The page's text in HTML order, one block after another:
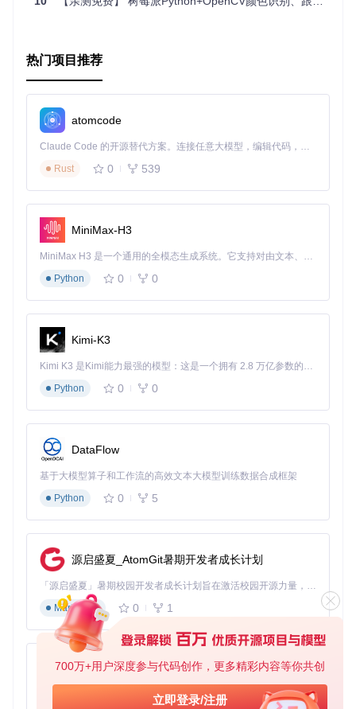
700万+用户深度参与代码创作，更多精彩内容等你共创
立即登录/注册
热门项目推荐
atomcode
Claude Code 的开源替代方案。连接任意大模型，编辑代码，运行命令，自动验证 — 全自动执行。用 Rust 构建，极致性能。 ｜ An open-source alternative to Claude Code. Connect any LLM, edit code, run commands, and verify changes — autonomously. Built in Rust for speed. Get Started
Rust
0 539
MiniMax-H3
MiniMax H3 是一个通用的全模态生成系统。它支持对由文本、图像、视频和音频组成的多模态上下文进行统一理解，并能生成分辨率高达 2K、时长可达 15 秒的带原生立体声音频的视频。得益于面向任务泛化的系统设计，H3 在预训练阶段就已具备广泛的多模态上下文理解与生成能力，能够出色地执行复杂的多模态指令。
Python
0 0
Kimi-K3
Kimi K3 是Kimi能力最强的模型：这是一个拥有 2.8 万亿参数的混合专家（MoE）模型，具备原生视觉理解能力，并支持 100 万 token 的上下文窗口。
Python
0 0
DataFlow
基于大模型算子和工作流的高效文本大模型训练数据合成框架
Python
0 5
源启盛夏_AtomGit暑期开发者成长计划
「源启盛夏」暑期校园开发者成长计划旨在激活校园开源力量，通过积分激励、认证扶持、资源倾斜等形式，引导高校组织和开发者完成「入驻 — 建项目 — 做贡献 — 获认证 — 得资源」的完整闭环。无论你是想带领社团入驻平台的组织者，还是希望用代码贡献证明自己的开发者，都能在这里找到属于你的成长路径。
Markdown
0 1
py-xiaozhi
基于Python的Xiaozhi AI，适用于想要完整Xiaozhi体验而无需拥有专用硬件的用户。